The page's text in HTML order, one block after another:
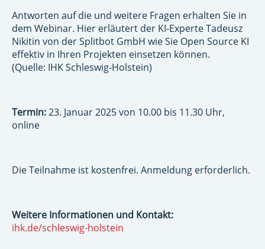
Antworten auf die und weitere Fragen erhalten Sie in
dem Webinar. Hier erläutert der KI-Experte Tadeusz
Nikitin von der Splitbot GmbH wie Sie Open Source KI
effektiv in Ihren Projekten einsetzen können.
(Quelle: IHK Schleswig-Holstein)
Termin:23. Januar 2025 von 10.00 bis 11.30 Uhr,
online
Die Teilnahme ist kostenfrei. Anmeldung erforderlich.
Weitere Informationen und Kontakt:
ihk.de/schleswig-holstein